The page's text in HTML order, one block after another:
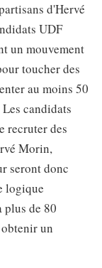
d'Hervé
UDF
un mouvement
toucher des
au moins 50
candidats
recruter des
Morin,
seront donc
logique
plus de 80
un